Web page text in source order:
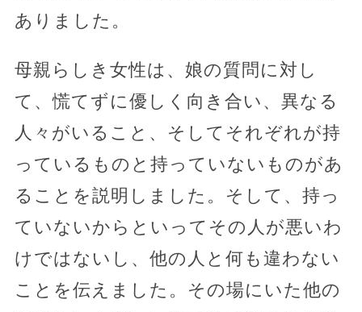
ありました。
母親らしき女性は、娘の質問に対し
て、慌てずに優しく向き合い、異なる
人々がいること、そしてそれぞれが持
っているものと持っていないものがあ
ることを説明しました。そして、持っ
ていないからといってその人が悪いわ
けではないし、他の人と何も違わない
ことを伝えました。その場にいた他の